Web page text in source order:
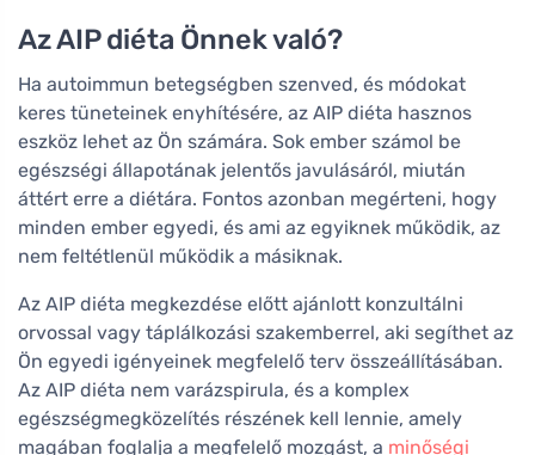
Az AIP diéta Önnek való?
Ha autoimmun betegségben szenved, és módokat
keres tüneteinek enyhítésére, az AIP diéta hasznos
eszköz lehet az Ön számára. Sok ember számol be
egészségi állapotának jelentős javulásáról, miután
áttért erre a diétára. Fontos azonban megérteni, hogy
minden ember egyedi, és ami az egyiknek működik, az
nem feltétlenül működik a másiknak.
Az AIP diéta megkezdése előtt ajánlott konzultálni
orvossal vagy táplálkozási szakemberrel, aki segíthet az
Ön egyedi igényeinek megfelelő terv összeállításában.
Az AIP diéta nem varázspirula, és a komplex
egészségmegközelítés részének kell lennie, amely
magában foglalja a megfelelő mozgást, a minőségi